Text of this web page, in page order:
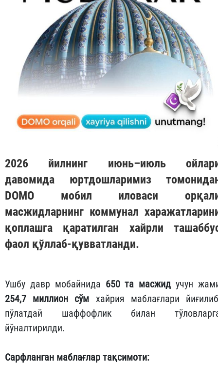
2026 йилнинг июнь–июль
давомида юртдошларимиз
DOMO мобил иловаси
масжидларнинг коммунал
қоплашга қаратилган хайрли
фаол қўллаб-қувватланди.
Ушбу давр мобайнида 650 та масжид учун
254,7 миллион сўм хайрия маблағлари
пўлатдай шаффофлик билан
йўналтирилди.
Сарфланган маблағлар тақсимоти: